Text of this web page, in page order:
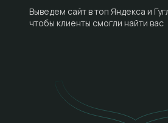
Выведем сайт в топ Яндекса и
чтобы клиенты смогли найти вас